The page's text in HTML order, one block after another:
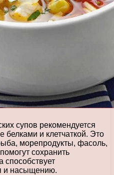
супов рекомендуется
белками и клетчаткой. Это
морепродукты, фасоль,
сохранить
способствует
и насыщению.